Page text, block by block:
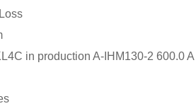
in production A-IHM130-2 600.0 A